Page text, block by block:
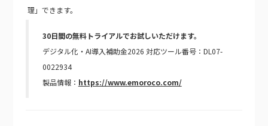
理」できます。
30日間の無料トライアルでお試しいただけます。
デジタル化・AI導入補助金2026 対応ツール番号：DL07-
0022934
製品情報： https://www.emoroco.com/